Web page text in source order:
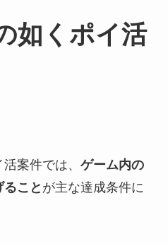
如くポイ活
案件では、 ゲーム内の
ことが主な達成条件に